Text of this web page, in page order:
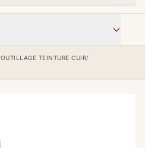
OUTILLAGE TEINTURE CUIR/